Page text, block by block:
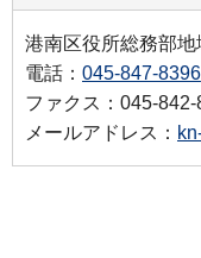
港南区役所総務部地
電話： 045-847-8396
ファクス：045-842-
メールアドレス：